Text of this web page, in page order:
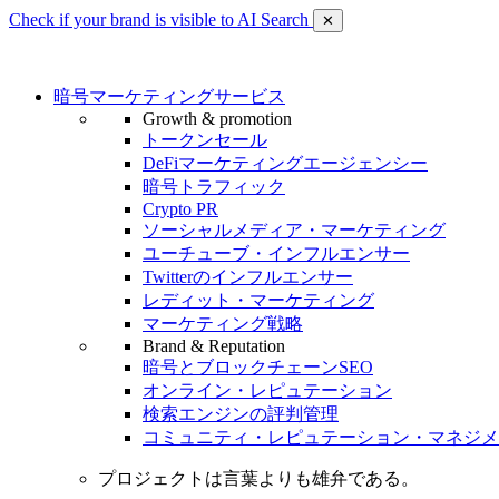
Check if your brand is visible to AI Search ✕
暗号マーケティングサービス
Growth & promotion
トークンセール
DeFiマーケティングエージェンシー
暗号トラフィック
Crypto PR
ソーシャルメディア・マーケティング
ユーチューブ・インフルエンサー
Twitterのインフルエンサー
レディット・マーケティング
マーケティング戦略
Brand & Reputation
暗号とブロックチェーンSEO
オンライン・レピュテーション
検索エンジンの評判管理
コミュニティ・レピュテーション・マネジ
プロジェクトは言葉よりも雄弁である。